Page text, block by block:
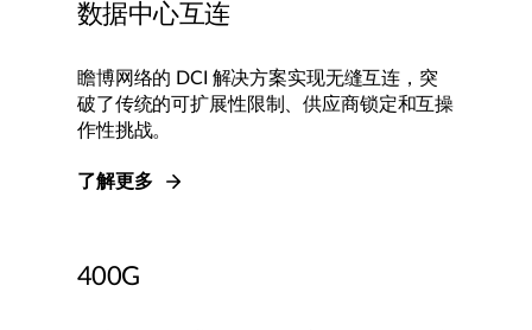
数据中心互连
瞻博网络的 DCI 解决方案实现无缝互连，突
破了传统的可扩展性限制、供应商锁定和互操
作性挑战。
了解更多
400G